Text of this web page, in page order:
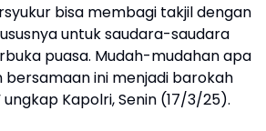
bisa membagi takjil dengan
untuk saudara-saudara
puasa. Mudah-mudahan apa
bersamaan ini menjadi barokah
Kapolri, Senin (17/3/25).